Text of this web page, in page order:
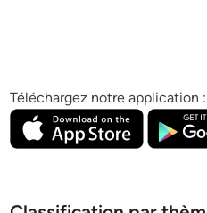
Téléchargez notre application :